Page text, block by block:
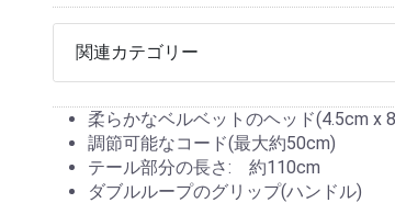
関連カテゴリー
柔らかなベルベットのヘッド(4.5cm x
調節可能なコード(最大約50cm)
テール部分の長さ: 約110cm
ダブルループのグリップ(ハンドル)